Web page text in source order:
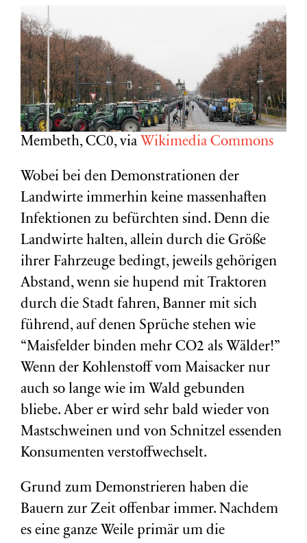
Membeth, CC0, via Wikimedia Commons
Wobei bei den Demonstrationen der
Landwirte immerhin keine massenhaften
Infektionen zu befürchten sind. Denn die
Landwirte halten, allein durch die Größe
ihrer Fahrzeuge bedingt, jeweils gehörigen
Abstand, wenn sie hupend mit Traktoren
durch die Stadt fahren, Banner mit sich
führend, auf denen Sprüche stehen wie
“Maisfelder binden mehr CO2 als Wälder!”
Wenn der Kohlenstoff vom Maisacker nur
auch so lange wie im Wald gebunden
bliebe. Aber er wird sehr bald wieder von
Mastschweinen und von Schnitzel essenden
Konsumenten verstoffwechselt.
Grund zum Demonstrieren haben die
Bauern zur Zeit offenbar immer. Nachdem
es eine ganze Weile primär um die